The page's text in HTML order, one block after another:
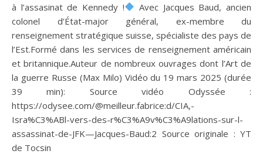
à l’assasinat de Kennedy !
Avec Jacques Baud, ancien
colonel d’État-major général, ex-membre du
renseignement stratégique suisse, spécialiste des pays de
l’Est.Formé dans les services de renseignement américain
et britannique.Auteur de nombreux ouvrages dont l’Art de
la guerre Russe (Max Milo) Vidéo du 19 mars 2025 (durée
39 min): Source vidéo Odyssée :
https://odysee.com/@meilleur.fabrice:d/CIA,-
Isra%C3%ABl-vers-des-r%C3%A9v%C3%A9lations-sur-l-
assassinat-de-JFK—Jacques-Baud:2 Source originale : YT
de Tocsin